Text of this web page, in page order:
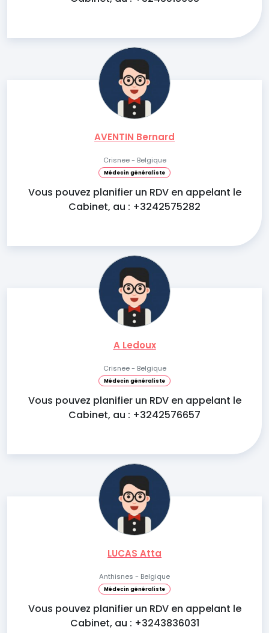
AVENTIN Bernard
Crisnee - Belgique
Médecin généraliste
Vous pouvez planifier un RDV en appelant le
Cabinet, au : +3242575282
A Ledoux
Crisnee - Belgique
Médecin généraliste
Vous pouvez planifier un RDV en appelant le
Cabinet, au : +3242576657
LUCAS Atta
Anthisnes - Belgique
Médecin généraliste
Vous pouvez planifier un RDV en appelant le
Cabinet, au : +3243836031